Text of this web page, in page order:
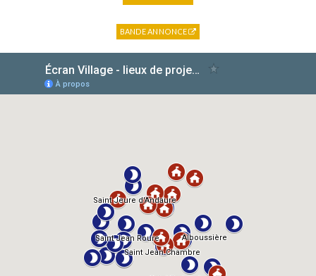
BANDE ANNONCE